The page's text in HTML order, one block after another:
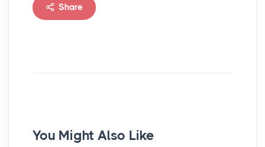
Share
You Might Also Like